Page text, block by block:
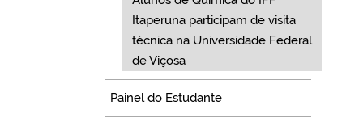
Itaperuna participam de visita
técnica na Universidade Federal
de Viçosa
Painel do Estudante